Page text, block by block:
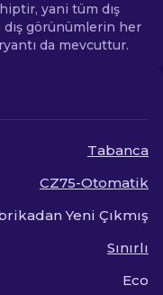
yani tüm dış
görünümlerin her
da mevcuttur.
Tabanca
CZ75-Otomatik
Yeni Çıkmış
Sınırlı
Eco